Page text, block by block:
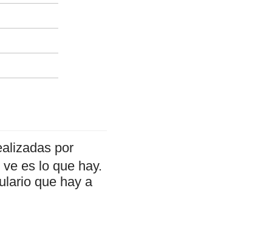
por
es lo que hay.
que hay a